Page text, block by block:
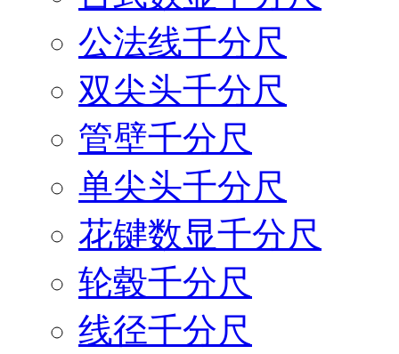
公法线千分尺
双尖头千分尺
管壁千分尺
单尖头千分尺
花键数显千分尺
轮毂千分尺
线径千分尺